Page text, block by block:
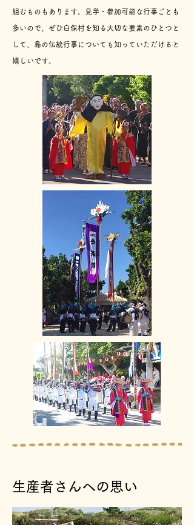
組むものもあります。見学・参加可能な行事ごとも
多いので、ぜひ白保村を知る大切な要素のひとつと
して​、島の伝統行事についても知っていただけると
嬉しいです。
生産者さんへの思い